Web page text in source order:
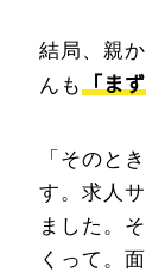
結局、親
んも「ま
「そのと
す。求人
ました。
くって。